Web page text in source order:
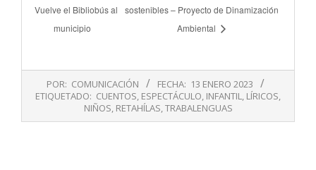
Vuelve el Bibliobús al
municipio
sostenibles – Proyecto de Dinamización
Ambiental
01-
POR: COMUNICACIÓN FECHA: 13 ENERO 2023
ETIQUETADO: CUENTOS, ESPECTÁCULO, INFANTIL, LÍRICOS,
NIÑOS, RETAHÍLAS,TRABALENGUAS